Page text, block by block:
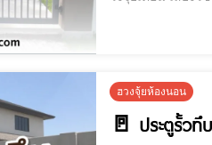
ฮวงจุ้ยห้องนอน
🚪 ประตูรั้วทึ